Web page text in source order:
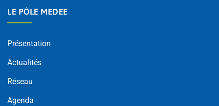
LE PÔLE MEDEE
Présentation
Actualités
Réseau
Agenda